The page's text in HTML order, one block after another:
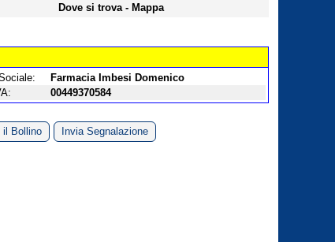
Dove si trova - Mappa
Farmacia Imbesi Domenico
00449370584
il Bollino Invia Segnalazione